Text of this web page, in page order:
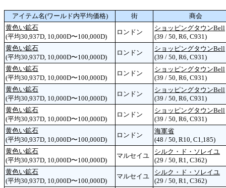
アイテム名(ワールド内平均価格) 街
商会
黄色い鉱石
(平均30,937D, 10,000D〜100,000D)
ロンドン
ショッピングタウンBell
(39 / 50, R6, C931)
黄色い鉱石
(平均30,937D, 10,000D〜100,000D)
ロンドン
ショッピングタウンBell
(39 / 50, R6, C931)
黄色い鉱石
(平均30,937D, 10,000D〜100,000D)
ロンドン
ショッピングタウンBell
(39 / 50, R6, C931)
黄色い鉱石
(平均30,937D, 10,000D〜100,000D)
ロンドン
ショッピングタウンBell
(39 / 50, R6, C931)
黄色い鉱石
(平均30,937D, 10,000D〜100,000D)
ロンドン
ショッピングタウンBell
(39 / 50, R6, C931)
黄色い鉱石
(平均30,937D, 10,000D〜100,000D)
ロンドン
海軍省
(48 / 50, R10, C1,185)
黄色い鉱石
(平均30,937D, 10,000D〜100,000D)
マルセイユ
シルク・ド・ソレイユ
(29 / 50, R1, C362)
黄色い鉱石
(平均30,937D, 10,000D〜100,000D)
マルセイユ
シルク・ド・ソレイユ
(29 / 50, R1, C362)